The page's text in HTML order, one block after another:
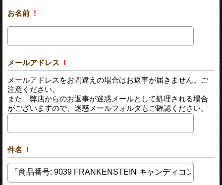
お名前 !
メールアドレス !
メールアドレスをお間違えの場合はお返事が届きません。ご
注意ください。
また、弊店からのお返事が迷惑メールとして処理される場合
がございますので、迷惑メールフォルダもご確認ください。
件名 !